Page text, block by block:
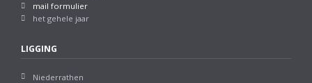
mail formulier
het gehele jaar
LIGGING
Niederrathen